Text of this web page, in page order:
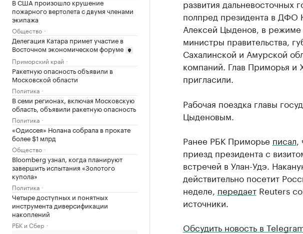
В США произошло крушение
пожарного вертолета с двумя членами
экипажа
Общество
Делегация Катара примет участие в
Восточном экономическом форуме
Приморский край
Ракетную опасность объявили в
Московской области
Политика
В семи регионах, включая Московскую
область, объявили ракетную опасность
Политика
«Одиссея» Нолана собрала в прокате
более $1 млрд
Общество
Bloomberg узнал, когда планируют
завершить испытания «Золотого
купола»
Политика
Четыре доступных и понятных
инструмента диверсификации
накоплений
РБК и Сбер
развития дальневосточных
полпред президента в ДФО
Алексей Цыденов, в
министры правительства,
Сахалинской и Амурской
компаний. Глав Приморья и
пригласили.
Рабочая поездка главы
Цыденовым.
Ранее РБК Приморье писал
приезд президента с
встречей в Улан-Удэ.
действительно посетит
неделе, передаетReuters
источники.
Обсудить новость в